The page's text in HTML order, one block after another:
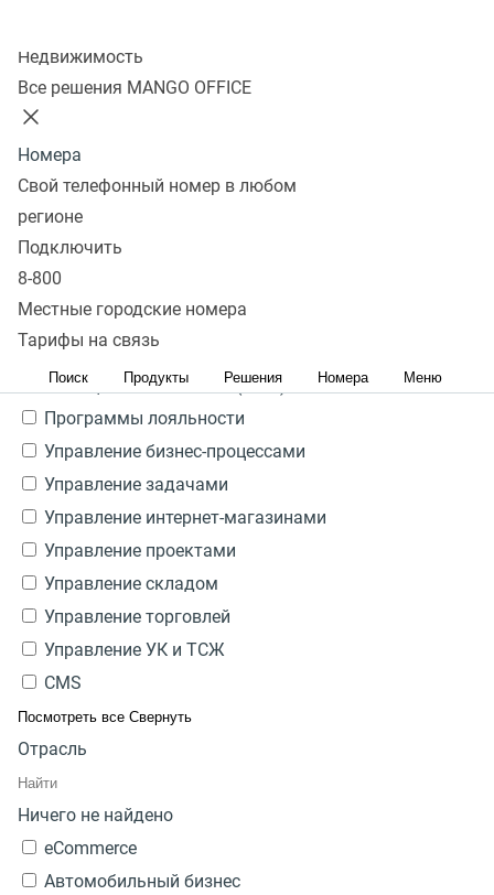
Недвижимость
Все решения MANGO OFFICE
Номера
Свой телефонный номер в любом
регионе
Подключить
8-800
Местные городские номера
Тарифы на связь
Поиск Продукты Решения Номера Меню
Да
Посмотреть все Свернуть
Тип системы
Ничего не найдено
CRM
ERP
Service Desk
Управление кандидатами HRM/HCM/ATS
Бухгалтерия
Медицинские системы (МИС)
Программы лояльности
Управление бизнес-процессами
Управление задачами
Управление интернет-магазинами
Управление проектами
Управление складом
Управление торговлей
Управление УК и ТСЖ
CMS
Посмотреть все Свернуть
Отрасль
Ничего не найдено
eCommerce
Автомобильный бизнес